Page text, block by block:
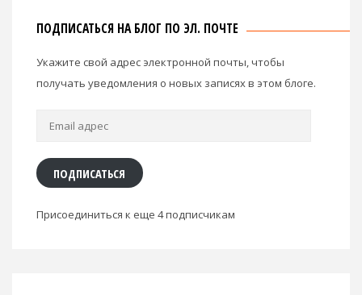
ПОДПИСАТЬСЯ НА БЛОГ ПО ЭЛ. ПОЧТЕ
Укажите свой адрес электронной почты, чтобы
получать уведомления о новых записях в этом блоге.
Email
ПОДПИСАТЬСЯ
Присоединиться к еще 4 подписчикам